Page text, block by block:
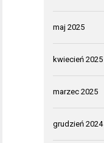
maj 2025
kwiecień 2025
marzec 2025
grudzień 2024